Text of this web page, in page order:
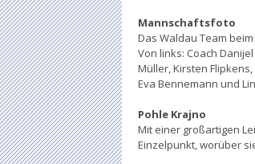
Mannschaftsfoto
Das Waldau Team
Von links: Coach
Müller, Kirsten
Eva Bennemann und
Pohle Krajno
Mit einer großartigen
Einzelpunkt, worüber